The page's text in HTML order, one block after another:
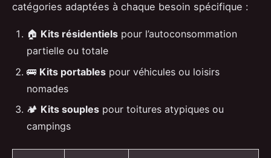
catégories adaptées à chaque besoin spécifique :
🏠 Kits résidentiels pour l’autoconsommation
partielle ou totale
🚌 Kits portables pour véhicules ou loisirs
nomades
🏕️ Kits souples pour toitures atypiques ou
campings